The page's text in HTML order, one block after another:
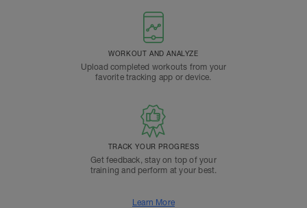
WORKOUT AND ANALYZE
Upload completed workouts from your
favorite tracking app or device.
TRACK YOUR PROGRESS
Get feedback, stay on top of your
training and perform at your best.
Learn More